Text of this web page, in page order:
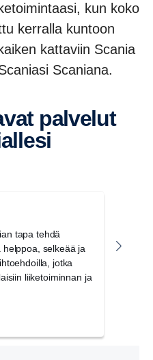
kun koko
kerralla kuntoon
kattaviin Scania
Scaniana.
tapa tehdä
selkeää ja
jotka
liiketoiminnan ja